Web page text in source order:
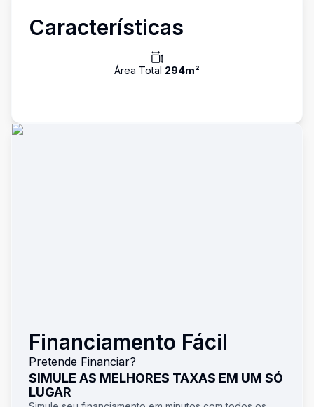
Características
Área Total 294m²
Financiamento Fácil
Pretende Financiar?
SIMULE AS MELHORES TAXAS EM UM SÓ
LUGAR